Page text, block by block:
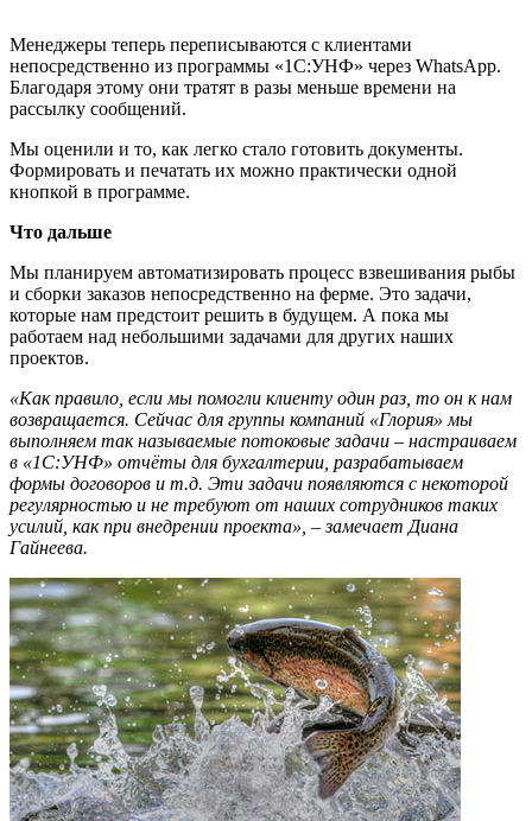
Менеджеры теперь переписываются с клиентами
непосредственно из программы «1С:УНФ» через WhatsApp.
Благодаря этому они тратят в разы меньше времени на
рассылку сообщений.
Мы оценили и то, как легко стало готовить документы.
Формировать и печатать их можно практически одной
кнопкой в программе.
Что дальше
Мы планируем автоматизировать процесс взвешивания рыбы
и сборки заказов непосредственно на ферме. Это задачи,
которые нам предстоит решить в будущем. А пока мы
работаем над небольшими задачами для других наших
проектов.
«Как правило, если мы помогли клиенту один раз, то он к нам
возвращается. Сейчас для группы компаний «Глория» мы
выполняем так называемые потоковые задачи – настраиваем
в «1С:УНФ» отчёты для бухгалтерии, разрабатываем
формы договоров и т.д. Эти задачи появляются с некоторой
регулярностью и не требуют от наших сотрудников таких
усилий, как при внедрении проекта», –замечает Диана
Гайнеева.